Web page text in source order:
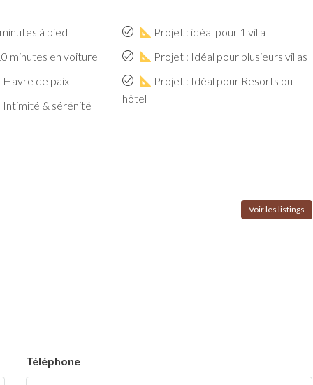
à pied
minutes en voiture
Havre de paix
Intimité & sérénité
Projet : idéal pour 1 villa
Projet : Idéal pour plusieurs villas
Projet : Idéal pour Resorts ou
hôtel
Voir les listings
Téléphone
×
1,000 m²